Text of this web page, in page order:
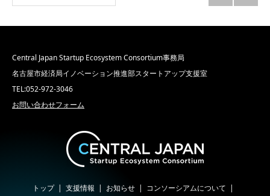
Central Japan Startup Ecosystem Consortium事務局
名古屋市経済局イノベーション推進部スタートアップ支援室
TEL:052-972-3046
お問い合わせフォーム
トップ 支援情報 お知らせ コンソーシアムについて